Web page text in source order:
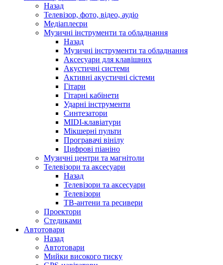
Назад
Телевізор, фото, відео, аудіо
Медіаплеєри
Музичні інструменти та обладнання
Назад
Музичні інструменти та обладнання
Аксесуари для клавішних
Акустичні системи
Активні акустичні сістеми
Гітари
Гітарні кабінети
Ударні інструменти
Синтезатори
MIDI-клавіатури
Мікшерні пульти
Програвачі вінілу
Цифрові піаніно
Музичні центри та магнітоли
Телевізори та аксесуари
Назад
Телевізори та аксесуари
Телевізори
ТВ-антени та ресивери
Проектори
Стедиками
Автотовари
Назад
Автотовари
Мийки високого тиску